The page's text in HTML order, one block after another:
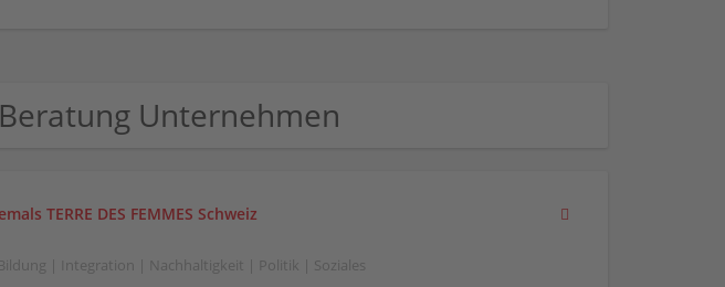
Unternehmen
TERRE DES FEMMES Schweiz
| Integration | Nachhaltigkeit | Politik | Soziales